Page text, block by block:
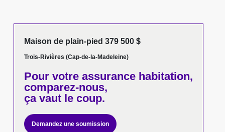
Maison de plain-pied 379 500 $
Trois-Rivières (Cap-de-la-Madeleine)
Pour votreassurance habitation,
comparez-nous,
ça vaut le coup.
Demandez une soumission